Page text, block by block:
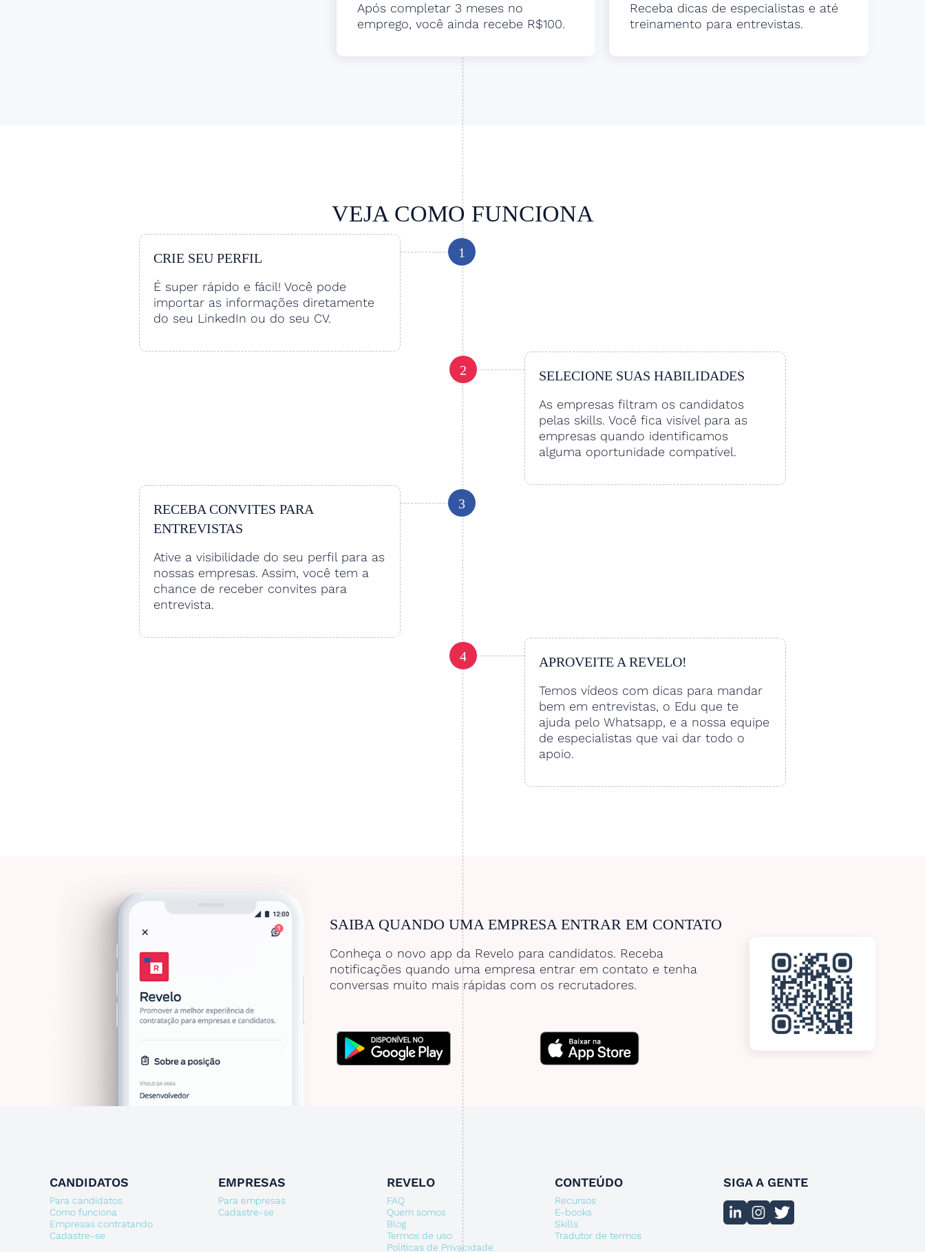
Após completar 3 meses no
emprego, você ainda recebe R$100.
Receba dicas de especialistas e até
treinamento para entrevistas.
VEJA COMO FUNCIONA
1
CRIE SEU PERFIL
É super rápido e fácil! Você pode
importar as informações diretamente
do seu LinkedIn ou do seu CV.
2 SELECIONE SUAS HABILIDADES
As empresas filtram os candidatos
pelas skills. Você fica visível para as
empresas quando identificamos
alguma oportunidade compatível.
3
RECEBA CONVITES PARA
ENTREVISTAS
Ative a visibilidade do seu perfil para as
nossas empresas. Assim, você tem a
chance de receber convites para
entrevista.
4 APROVEITE A REVELO!
Temos vídeos com dicas para mandar
bem em entrevistas, o Edu que te
ajuda pelo Whatsapp, e a nossa equipe
de especialistas que vai dar todo o
apoio.
SAIBA QUANDO UMA EMPRESA ENTRAR EM CONTATO
Conheça o novo app da Revelo para candidatos. Receba
notificações quando uma empresa entrar em contato e tenha
conversas muito mais rápidas com os recrutadores.
CANDIDATOS
Para candidatos
Como funciona
Empresas contratando
Cadastre-se
EMPRESAS
Para empresas
Cadastre-se
REVELO
FAQ
Quem somos
Blog
Termos de uso
Políticas de Privacidade
CONTEÚDO
Recursos
E-books
Skills
Tradutor de termos
SIGA A GENTE